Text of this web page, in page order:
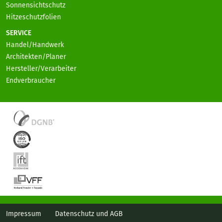
Sonnensichtschutz
Hitzeschutzfolien
SERVICE
Handel/Handwerk
Architekten/Planer
Hersteller/Verarbeiter
Endverbraucher
Impressum Datenschutz und AGB